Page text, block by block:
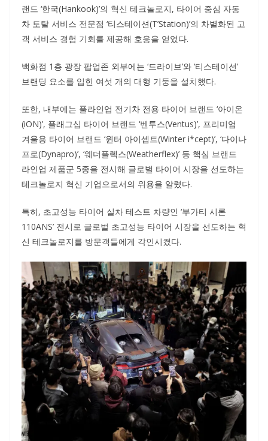
랜드 ‘한국(Hankook)’의 혁신 테크놀로지, 타이어 중심 자동
차 토탈 서비스 전문점 ‘티스테이션(T’Station)’의 차별화된 고
객 서비스 경험 기회를 제공해 호응을 얻었다.
백화점 1층 광장 팝업존 외부에는 ‘드라이브’와 ‘티스테이션’
브랜딩 요소를 입힌 여섯 개의 대형 기둥을 설치했다.
또한, 내부에는 풀라인업 전기차 전용 타이어 브랜드 ‘아이온
(iON)’, 플래그십 타이어 브랜드 ‘벤투스(Ventus)’, 프리미엄
겨울용 타이어 브랜드 ‘윈터 아이셉트(Winter i*cept)’, ‘다이나
프로(Dynapro)’, ‘웨더플렉스(Weatherflex)’ 등 핵심 브랜드
라인업 제품군 5종을 전시해 글로벌 타이어 시장을 선도하는
테크놀로지 혁신 기업으로서의 위용을 알렸다.
특히, 초고성능 타이어 실차 테스트 차량인 ‘부가티 시론
110ANS’ 전시로 글로벌 초고성능 타이어 시장을 선도하는 혁
신 테크놀로지를 방문객들에게 각인시켰다.